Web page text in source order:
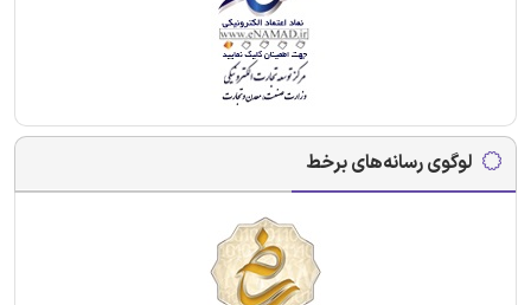
لوگوی رسانه‌های برخط